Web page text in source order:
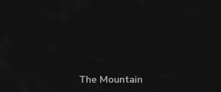
The Mountain